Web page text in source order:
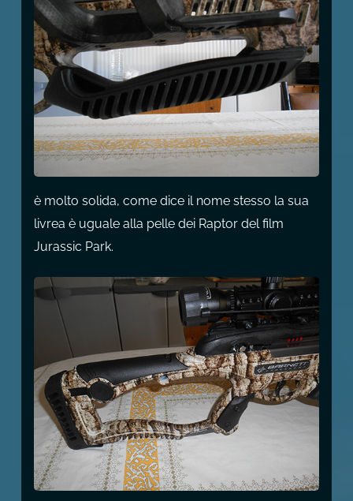
è molto solida, come dice il nome stesso la sua
livrea è uguale alla pelle dei Raptor del film
Jurassic Park.